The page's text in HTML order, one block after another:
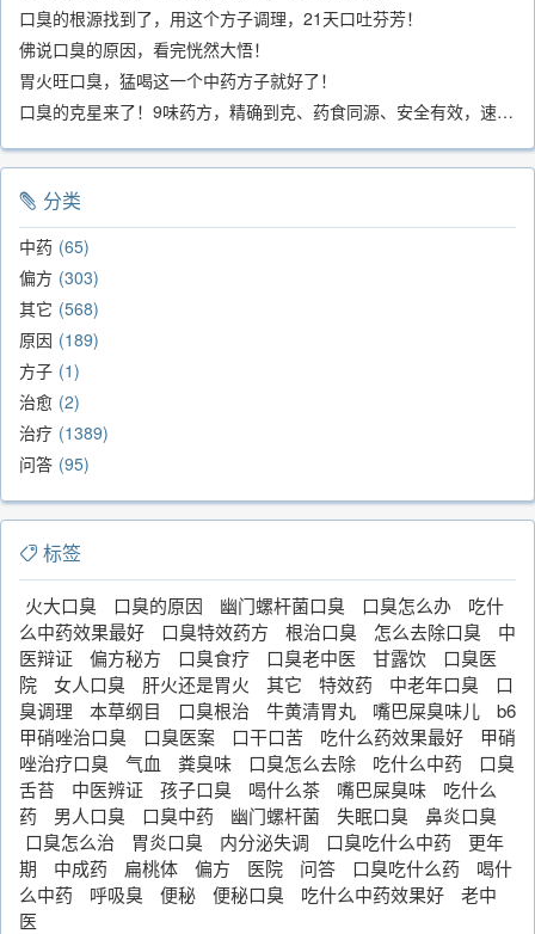
口臭的根源找到了，用这个方子调理，21天口吐芬芳！
佛说口臭的原因，看完恍然大悟！
胃火旺口臭，猛喝这一个中药方子就好了！
口臭的克星来了！9味药方，精确到克、药食同源、安全有效，速看！
分类
中药 65
偏方 303
其它 568
原因 189
方子 1
治愈 2
治疗 1389
问答 95
标签
火大口臭 口臭的原因 幽门螺杆菌口臭 口臭怎么办
吃什
么中药效果最好
口臭特效药方 根治口臭 怎么去除口臭
中
医辩证
偏方秘方 口臭食疗 口臭老中医 甘露饮
口臭医
院
女人口臭 肝火还是胃火 其它 特效药 中老年口臭
口
臭调理
本草纲目 口臭根治 牛黄清胃丸 嘴巴屎臭味儿
b6
甲硝唑治口臭
口臭医案 口干口苦 吃什么药效果最好
甲硝
唑治疗口臭
气血 粪臭味 口臭怎么去除 吃什么中药
口臭
舌苔
中医辨证 孩子口臭 喝什么茶 嘴巴屎臭味
吃什么
药
男人口臭 口臭中药 幽门螺杆菌 失眠口臭
鼻炎口臭
口臭怎么治
胃炎口臭 内分泌失调 口臭吃什么中药
更年
期
中成药 扁桃体 偏方 医院 问答 口臭吃什么药
喝什
么中药
呼吸臭 便秘 便秘口臭 吃什么中药效果好
老中
医